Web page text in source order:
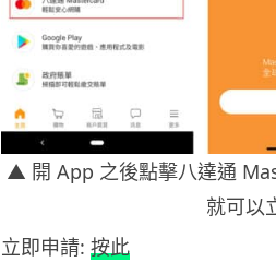
▲ 開 App 之後點擊八達通
就可以
立即申請: 按此